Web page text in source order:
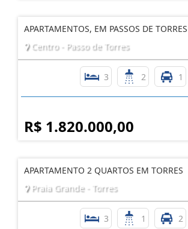
APARTAMENTOS, EM PASSOS DE TORRES
Centro - Passo de Torres
3 2 1
R$ 1.820.000,00
APARTAMENTO 2 QUARTOS EM TORRES
Praia Grande - Torres
3 1 2